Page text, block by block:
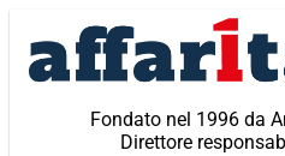
contenuto
Fondato nel 1996 da
Direttore